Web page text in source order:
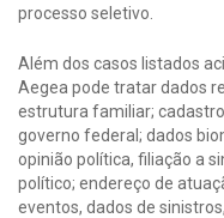
processo seletivo.
Além dos casos listados
Aegea pode tratar dados
estrutura familiar;
governo federal; dados
opinião política, filiação a
político; endereço de
eventos, dados de